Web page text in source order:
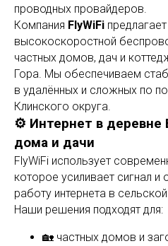
проводных провайдеров.
Компания FlyWiFi
высокоскоростной
частных домов, дач и
Гора. Мы обеспечиваем
в удалённых и сложных по
Клинского округа.
⚙️ Интернет в деревне
дома и дачи
FlyWiFi использует
которое усиливает сигнал
работу интернета в
Наши решения подходят для:
🏡 частных домов и